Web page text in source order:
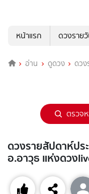
หน้าแรก
ดวงราย
อ่าน ดูดวง ดวง
- 29 เมษายน
ตรวจ
ดวงรายสัปดาห์ปร
อ.อาวุธ แห่งดวง